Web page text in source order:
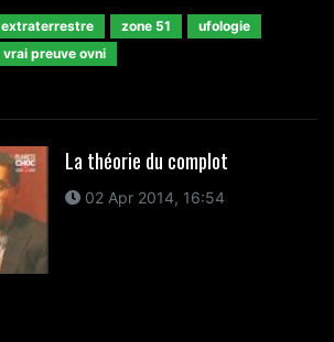
extraterrestre zone 51
ufologie
vrai preuve ovni
La théorie du complot
02 Apr 2014, 16:54